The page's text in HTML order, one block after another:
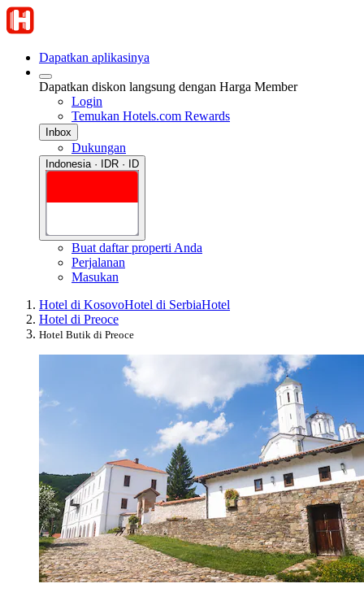
Dapatkan aplikasinya
Dapatkan diskon langsung dengan Harga Member
Login
Temukan Hotels.com Rewards
Inbox
Dukungan
Indonesia · IDR · ID
Buat daftar properti Anda
Perjalanan
Masukan
Hotel di KosovoHotel di SerbiaHotel
Hotel di Preoce
Hotel Butik di Preoce